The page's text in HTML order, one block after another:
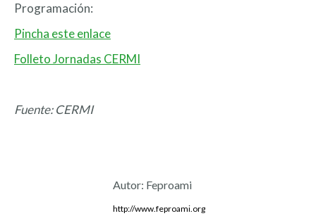
Programación:
Pincha este enlace
Folleto Jornadas CERMI
Fuente: CERMI
Autor: Feproami
http://www.feproami.org